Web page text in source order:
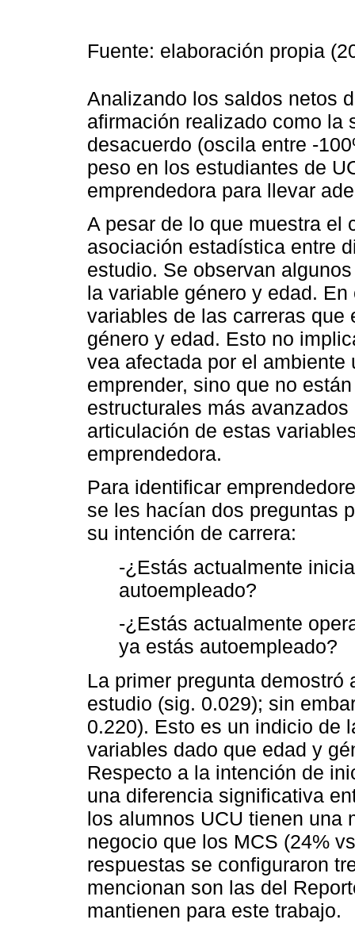
Fuente: elaboración propia
Analizando los saldos netos
afirmación realizado como la
desacuerdo (oscila entre -
peso en los estudiantes de
emprendedora para llevar
A pesar de lo que muestra el
asociación estadística entre
estudio. Se observan
la variable género y edad.
variables de las carreras que
género y edad. Esto no
vea afectada por el
emprender, sino que no
estructurales más
articulación de estas
emprendedora.
Para identificar
se les hacían dos preguntas
su intención de carrera:
-¿Estás actualmente
autoempleado?
-¿Estás actualmente
ya estás autoempleado?
La primer pregunta
estudio (sig. 0.029); sin
0.220). Esto es un indicio de
variables dado que edad y
Respecto a la intención de
una diferencia significativa
los alumnos UCU tienen una
negocio que los MCS (24%
respuestas se configuraron
mencionan son las del
mantienen para este trabajo.